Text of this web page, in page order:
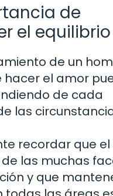
de
el equilibrio
de un
hacer el amor
de cada
las
recordar que el
de las muchas
y que